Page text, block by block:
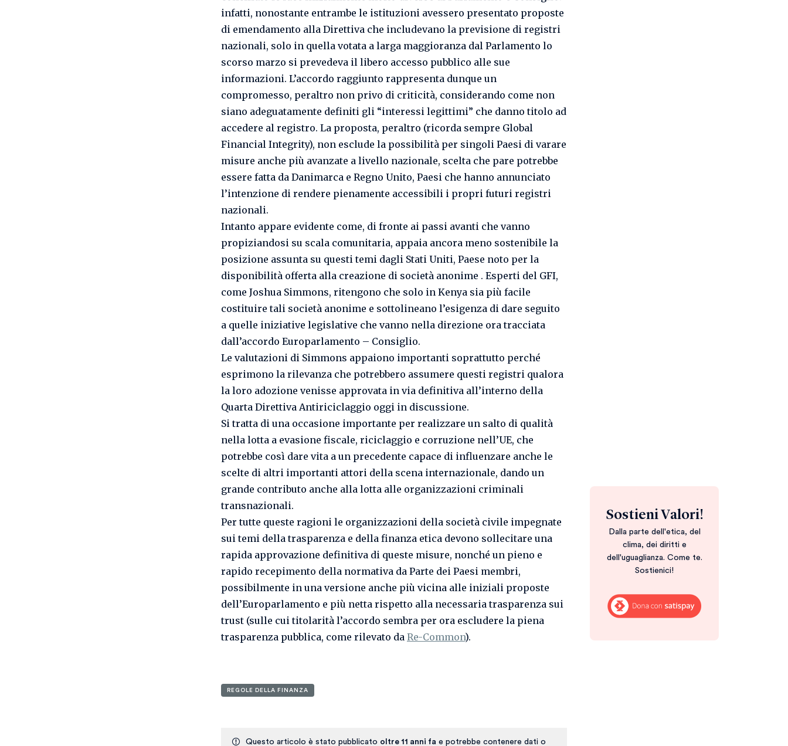
infatti, nonostante entrambe le istituzioni avessero presentato proposte
di emendamento alla Direttiva che includevano la previsione di registri
nazionali, solo in quella votata a larga maggioranza dal Parlamento lo
scorso marzo si prevedeva il libero accesso pubblico alle sue
informazioni. L’accordo raggiunto rappresenta dunque un
compromesso, peraltro non privo di criticità, considerando come non
siano adeguatamente definiti gli “interessi legittimi” che danno titolo ad
accedere al registro. La proposta, peraltro (ricorda sempre Global
Financial Integrity), non esclude la possibilità per singoli Paesi di varare
misure anche più avanzate a livello nazionale, scelta che pare potrebbe
essere fatta da Danimarca e Regno Unito, Paesi che hanno annunciato
l’intenzione di rendere pienamente accessibili i propri futuri registri
nazionali.
Intanto appare evidente come, di fronte ai passi avanti che vanno
propiziandosi su scala comunitaria, appaia ancora meno sostenibile la
posizione assunta su questi temi dagli Stati Uniti, Paese noto per la
disponibilità offerta alla creazione di società anonime . Esperti del GFI,
come Joshua Simmons, ritengono che solo in Kenya sia più facile
costituire tali società anonime e sottolineano l’esigenza di dare seguito
a quelle iniziative legislative che vanno nella direzione ora tracciata
dall’accordo Europarlamento – Consiglio.
Le valutazioni di Simmons appaiono importanti soprattutto perché
esprimono la rilevanza che potrebbero assumere questi registri qualora
la loro adozione venisse approvata in via definitiva all’interno della
Quarta Direttiva Antiriciclaggio oggi in discussione.
Si tratta di una occasione importante per realizzare un salto di qualità
nella lotta a evasione fiscale, riciclaggio e corruzione nell’UE, che
potrebbe così dare vita a un precedente capace di influenzare anche le
scelte di altri importanti attori della scena internazionale, dando un
grande contributo anche alla lotta alle organizzazioni criminali
transnazionali.
Per tutte queste ragioni le organizzazioni della società civile impegnate
sui temi della trasparenza e della finanza etica devono sollecitare una
rapida approvazione definitiva di queste misure, nonché un pieno e
rapido recepimento della normativa da Parte dei Paesi membri,
possibilmente in una versione anche più vicina alle iniziali proposte
dell’Europarlamento e più netta rispetto alla necessaria trasparenza sui
trust (sulle cui titolarità l’accordo sembra per ora escludere la piena
trasparenza pubblica, come rilevato da Re-Common).
REGOLE DELLA FINANZA
Questo articolo è stato pubblicato oltre 11 anni fa e potrebbe contenere dati o
Sostieni Valori!
Dalla parte dell'etica, del
clima, dei diritti e
dell'uguaglianza. Come te.
Sostienici!